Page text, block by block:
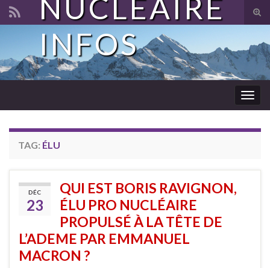
Search for:
NUCLÉAIRE
INFOS
TAG: ÉLU
DÉC
23
QUI EST BORIS RAVIGNON,
ÉLU PRO NUCLÉAIRE
PROPULSÉ À LA TÊTE DE
L’ADEME PAR EMMANUEL
MACRON ?